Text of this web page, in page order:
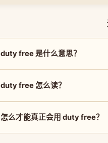
duty free 是什么意思？
duty free 怎么读？
怎么才能真正会用 duty free？